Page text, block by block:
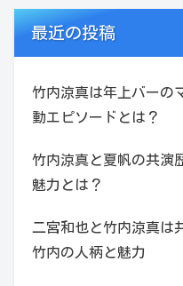
最近の投稿
竹内涼真は年上バーの
動エピソードとは？
竹内涼真と夏帆の共演
魅力とは？
二宮和也と竹内涼真は
竹内の人柄と魅力